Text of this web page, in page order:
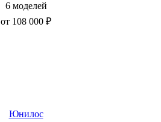
6 моделей
от 108 000 ₽
Юнилос